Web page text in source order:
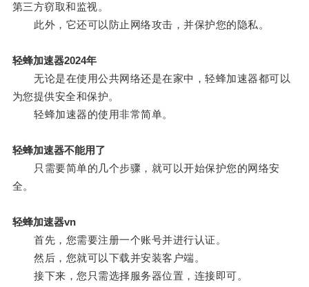
第三方窃取和监视。
此外，它还可以防止网络攻击，并保护您的隐私。
轻蜂加速器2024年
无论是在使用公共网络还是在家中，轻蜂加速器都可以
为您提供安全和保护。
轻蜂加速器的使用非常简单。
轻蜂加速器不能用了
只需要简单的几个步骤，就可以开始保护您的网络安
全。
轻蜂加速器vn
首先，您需要注册一个账号并进行认证。
然后，您就可以下载并安装客户端。
接下来，您只需选择服务器位置，连接即可。